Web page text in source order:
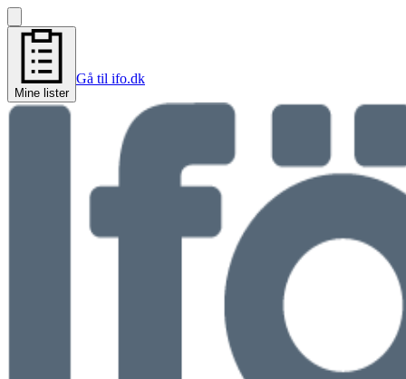
Mine lister
Gå til ifo.dk